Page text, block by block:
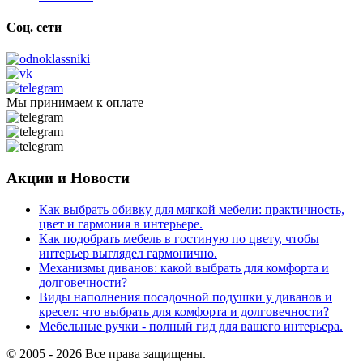
Соц. сети
Мы принимаем к оплате
Акции и Новости
Как выбрать обивку для мягкой мебели: практичность,
цвет и гармония в интерьере.
Как подобрать мебель в гостиную по цвету, чтобы
интерьер выглядел гармонично.
Механизмы диванов: какой выбрать для комфорта и
долговечности?
Виды наполнения посадочной подушки у диванов и
кресел: что выбрать для комфорта и долговечности?
Мебельные ручки - полный гид для вашего интерьера.
© 2005 - 2026 Все права защищены.